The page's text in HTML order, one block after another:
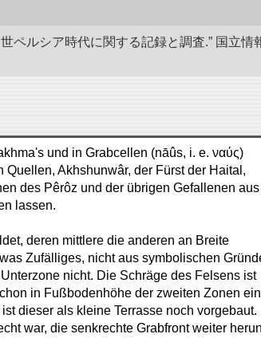
ペルシア時代に関する記録と調査.” 国立
und in Grabcellen (nāûs, i. e. ναύς)
Quellen, Akhshunwâr, der Fürst der Haital,
des Pêrôz und der übrigen Gefallenen aus
lassen.
deren mittlere die anderen an Breite
Zufälliges, nicht aus symbolischen
nicht. Die Schräge des Felsens ist
in Fußbodenhöhe der zweiten Zonen
dieser als kleine Terrasse noch vorgebaut.
war, die senkrechte Grabfront weiter